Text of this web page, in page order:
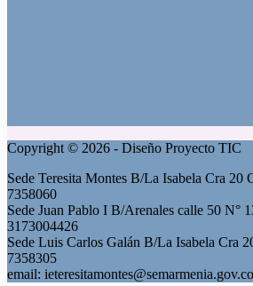
Copyright © 2026 - Diseño Proyecto TIC
Sede Teresita Montes B/La Isabela Cra 20
7358060
Sede Juan Pablo I B/Arenales calle 50 N°
3173004426
Sede Luis Carlos Galán B/La Isabela Cra
7358305
email: ieteresitamontes@semarmenia.gov.co